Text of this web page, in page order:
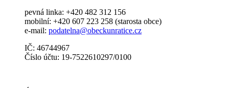
pevná linka: +420 482 312 156
mobilní: +420 607 223 258 (starosta obce)
e-mail: podatelna@obeckunratice.cz
IČ: 46744967
Číslo účtu: 19-7522610297/0100